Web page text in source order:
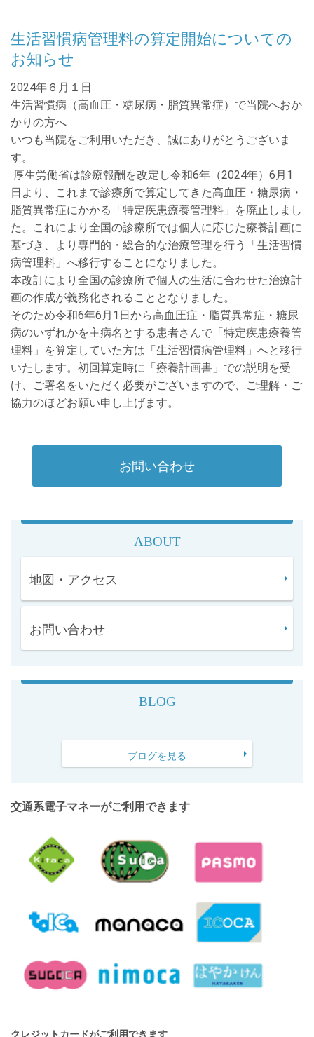
生活習慣病管理料の算定開始についての
お知らせ
2024年６月１日
生活習慣病（高血圧・糖尿病・脂質異常症）で当院へおか
かりの方へ
いつも当院をご利用いただき、誠にありがとうございま
す。
厚生労働省は診療報酬を改定し令和6年（2024年） 6 月 1
日より、これまで診療所で算定してきた高血圧・糖尿病・
脂質異常症にかかる「特定疾患療養管理料」を廃止しまし
た。これにより全国の診療所では個人に応じた療養計画に
基づき、より専門的・総合的な治療管理を行う「生活習慣
病管理料」へ移行することになりました。
本改訂により全国の診療所で個人の生活に合わせた治療計
画の作成が義務化されることとなりました。
そのため令和6年6 月 1 日から高血圧症・脂質異常症・糖尿
病のいずれかを主病名とする患者さんで「特定疾患療養管
理料」を算定していた方は「生活習慣病管理料」へと移行
いたします。初回算定時に「療養計画書」での説明を受
け、ご署名をいただく必要がございますので、ご理解・ご
協力のほどお願い申し上げます。
お問い合わせ
ABOUT
地図・アクセス
お問い合わせ
BLOG
ブログを見る
交通系電子マネーがご利用できます
クレジットカードがご利用できます